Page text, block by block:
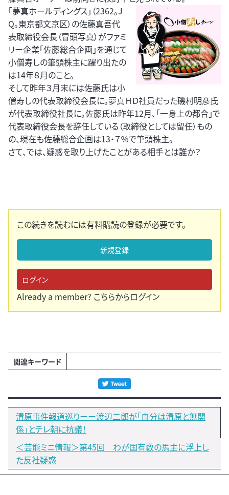
「夢真ホールディングス」（2362。J
Q。東京都文京区）の佐藤真吾代
表取締役会長（冒頭写真）がファミ
リー企業「佐藤総合企画」を通じて
小僧寿しの筆頭株主に躍り出たの
は14年８月のこと。
そして昨年３月末には佐藤氏は小
僧寿しの代表取締役会長に。夢真ＨＤ社員だった磯村明彦氏
が代表取締役社長に。佐藤氏は昨年12月、「一身上の都合」で
代表取締役会長を辞任している（取締役としては留任）もの
の、現在も佐藤総合企画は13・７％で筆頭株主。
さて、では、疑惑を取り上げたことがある相手とは誰か？
この続きを読むには有料購読の登録が必要です。
新規登録
ログイン
Already a member? こちらからログイン
関連キーワード
清原事件報道巡りーー渡辺二郎が「自分は清原と無関
係」とテレ朝に抗議！
＜芸能ミニ情報＞第45回 わが国有数の馬主に浮上し
た反社疑惑